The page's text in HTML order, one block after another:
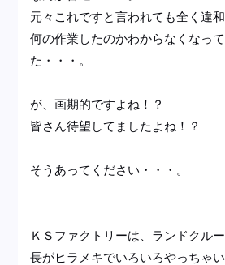
元々これですと言われても全く違
何の作業したのかわからなくなっ
た・・・。
が、画期的ですよね！？
皆さん待望してましたよね！？
そうあってください・・・。
ＫＳファクトリーは、ランドクル
長がヒラメキでいろいろやっちゃ